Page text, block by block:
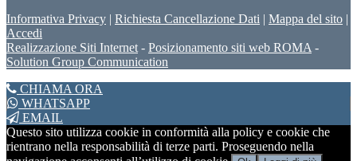
Informativa Privacy | Richiesta Cancellazione Dati | Mappa del sito |
Accedi
Realizzazione Siti Internet - Posizionamento siti web ROMA -
Solution Group Communication
CHIAMA ORA
WHATSAPP
EMAIL
Questo sito utilizza cookie in conformità alla policy e cookie che
rientrano nella responsabilità di terze parti. Proseguendo nella